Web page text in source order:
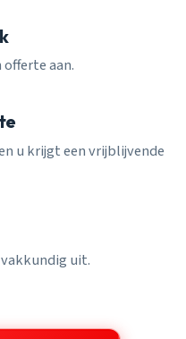
aan.
u krijgt een vrijblijvende
uit.